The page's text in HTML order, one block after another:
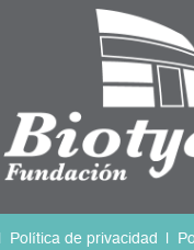
Política de privacidad